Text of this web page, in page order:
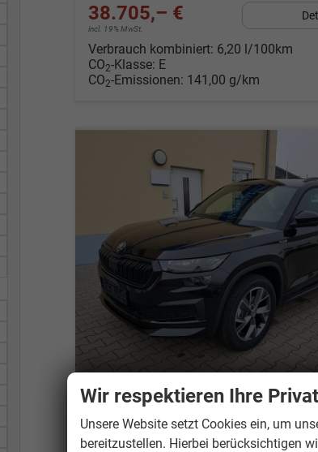
38.705,– €
incl. 19% MwSt.
Verbrauch kombiniert: 6,20 l/100km
CO2-Klasse: E
CO2-Emissionen: 141,00 g/km
Skoda Kodiaq
Selection Sitzheizg. Klimaauto LED
unverbindliche Lieferzeit: 6 - 9 Monate Neuwagen mit
Wir respektieren Ihre
Unsere Website setzt Cookies ein, um
bereitzustellen. Hierbei berücksichtigen